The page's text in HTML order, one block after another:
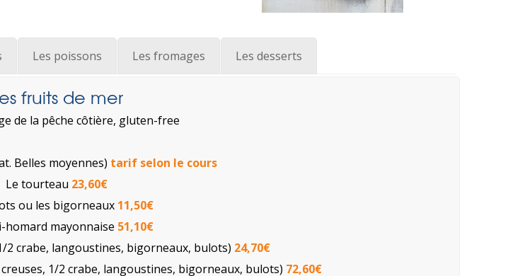
Les poissons Les fromages Les desserts
fruits de mer
de la pêche côtière, gluten-free
Belles moyennes) tarif selon le cours
Le tourteau 23,60€
ou les bigorneaux 11,50€
homard mayonnaise 51,10€
2 crabe, langoustines, bigorneaux, bulots) 24,70€
1/2 crabe, langoustines, bigorneaux, bulots) 72,60€